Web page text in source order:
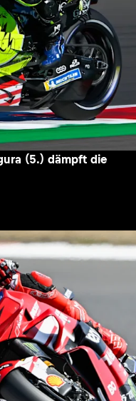
(5.) dämpft die